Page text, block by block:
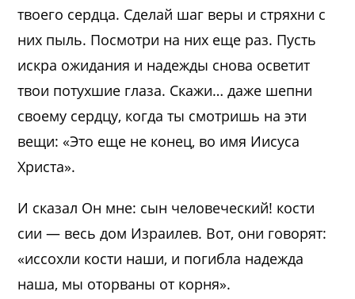
твоего сердца. Сделай шаг веры и стряхни с
них пыль. Посмотри на них еще раз. Пусть
искра ожидания и надежды снова осветит
твои потухшие глаза. Скажи… даже шепни
своему сердцу, когда ты смотришь на эти
вещи: «Это еще не конец, во имя Иисуса
Христа».
И сказал Он мне: сын человеческий! кости
сии — весь дом Израилев. Вот, они говорят:
«иссохли кости наши, и погибла надежда
наша, мы оторваны от корня».